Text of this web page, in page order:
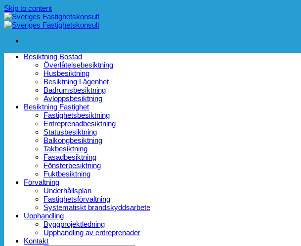
Skip to content
Besiktning Bostad
Överlåtelsebesiktning
Husbesiktning
Besiktning Lägenhet
Badrumsbesiktning
Avloppsbesiktning
Besiktning Fastighet
Fastighetsbesiktning
Entreprenadbesiktning
Statusbesiktning
Balkongbesiktning
Takbesiktning
Fasadbesiktning
Fönsterbesiktning
Fuktbesiktning
Förvaltning
Underhållsplan
Fastighetsförvaltning
Systematiskt brandskyddsarbete
Upphandling
Byggprojektledning
Upphandling av entreprenader
Kontakt